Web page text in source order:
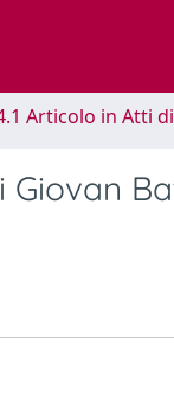
Articolo in Atti